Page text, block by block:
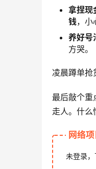
拿捏现
钱，小
养好号
方哭。
凌晨蹲单抢
最后敲个重
走人。什么
网络
未登录